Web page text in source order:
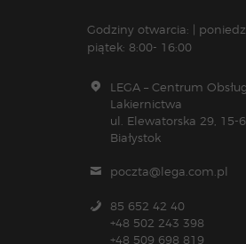
Godziny otwarcia: |
piątek: 8:00- 16:00
LEGA – Centrum
Lakiernictwa
ul. Elewatorska 29, 15-
Białystok
poczta@lega.com.pl
85 652 42 40
+48 502 243 398
+48 509 698 819